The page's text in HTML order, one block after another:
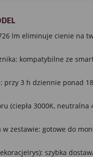
lm eliminuje cienie na
kompatybilne ze
przy 3 h dziennie ponad
(ciepła 3000K, neutralna
zestawie: gotowe do
szybka